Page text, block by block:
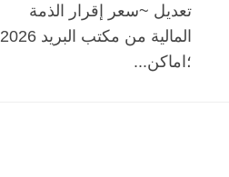
تعديل ~سعر إقرار الذمة
المالية من مكتب البريد 2026
؛اماكن...